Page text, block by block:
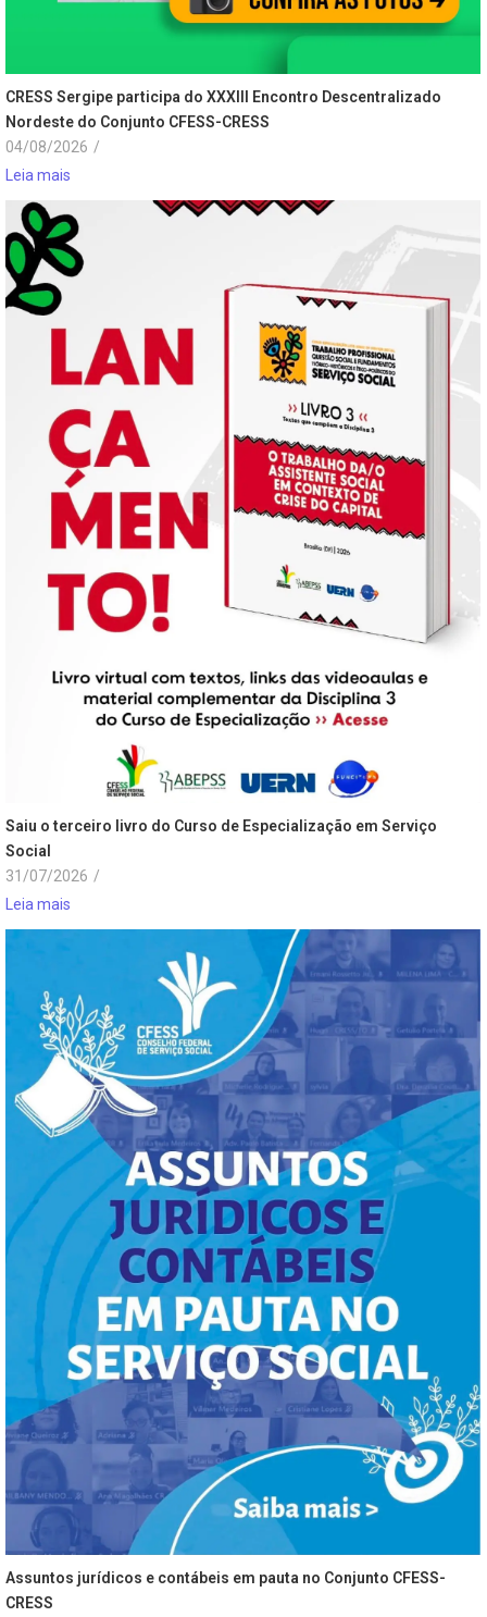
CRESS Sergipe participa do XXXIII Encontro Descentralizado
Nordeste do Conjunto CFESS-CRESS
04/08/2026 /
Leia mais
Saiu o terceiro livro do Curso de Especialização em Serviço
Social
31/07/2026 /
Leia mais
Assuntos jurídicos e contábeis em pauta no Conjunto CFESS-
CRESS